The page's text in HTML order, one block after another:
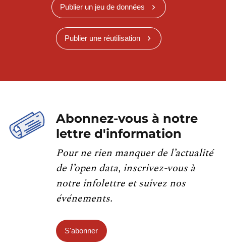
Publier un jeu de données
Publier une réutilisation
Abonnez-vous à notre
lettre d'information
Pour ne rien manquer de l’actualité
de l’open data, inscrivez-vous à
notre infolettre et suivez nos
événements.
S'abonner